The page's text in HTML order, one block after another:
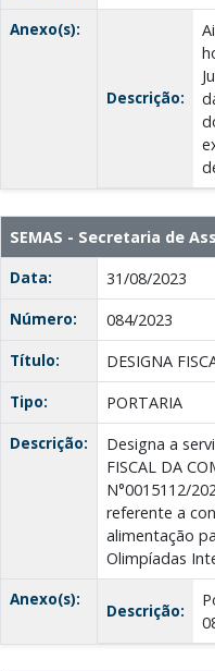
Anexo(s):
Descrição:
SEMAS - Secretaria de
Data:
31/08/2023
Número:
084/2023
Título:
DESIGNA
Tipo:
PORTARIA
Descrição:
Designa a
FISCAL DA
N°0015112/
referente a
alimentação
Olimpíadas
Anexo(s):
Descrição: